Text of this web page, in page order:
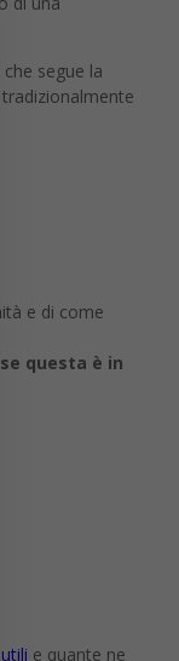
segue la
tradizionalmente
e di come
questa è in
e quante ne